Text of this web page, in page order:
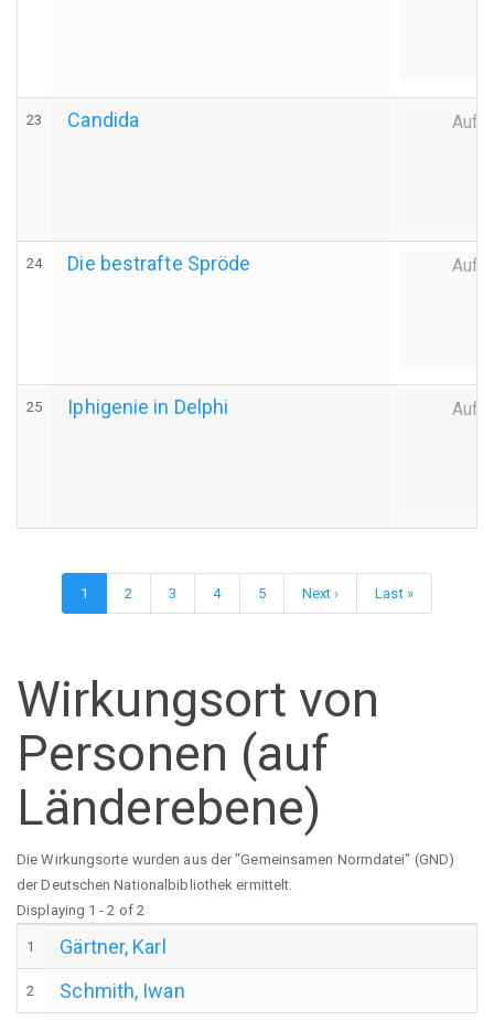
23 Candida
24 Die bestrafte Spröde
25 Iphigenie in Delphi
Seitennummerierung
Aktuelle
Seite
1 Page
2 Page
3 Page
4 Page
5
Nächste
Seite
Next ›
Letzte
Seite
Last »
Wirkungsort von
Personen (auf
Länderebene)
Die Wirkungsorte wurden aus der "Gemeinsamen Normdatei" (GND)
der Deutschen Nationalbibliothek ermittelt.
Displaying 1 - 2 of 2
1 Gärtner, Karl
2 Schmith, Iwan